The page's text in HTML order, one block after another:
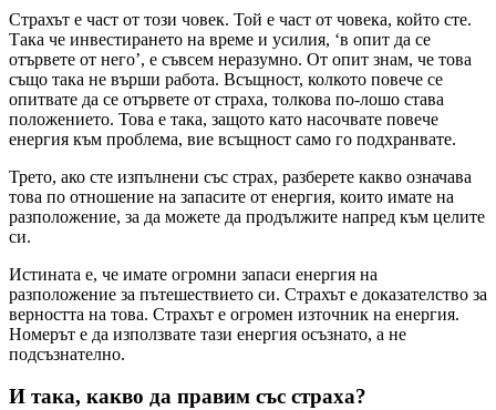
Страхът е част от този човек. Той е част от човека, който сте.
Така че инвестирането на време и усилия, ‘в опит да се
отървете от него’, е съвсем неразумно. От опит знам, че това
също така не върши работа. Всъщност, колкото повече се
опитвате да се отървете от страха, толкова по-лошо става
положението. Това е така, защото като насочвате повече
енергия към проблема, вие всъщност само го подхранвате.
Трето, ако сте изпълнени със страх, разберете какво означава
това по отношение на запасите от енергия, които имате на
разположение, за да можете да продължите напред към целите
си.
Истината е, че имате огромни запаси енергия на
разположение за пътешествието си. Страхът е доказателство за
верността на това. Страхът е огромен източник на енергия.
Номерът е да използвате тази енергия осъзнато, а не
подсъзнателно.
И така, какво да правим със страха?